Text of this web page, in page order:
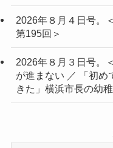
2026年８月４日号。
第195回＞
2026年８月３日号。
が進まない ／ 「初め
きた」横浜市長の幼